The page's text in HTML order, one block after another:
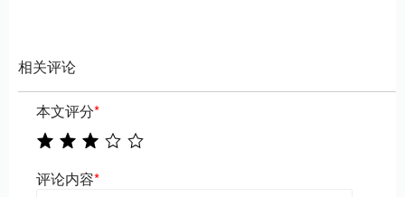
相关评论
本文评分*
评论内容*